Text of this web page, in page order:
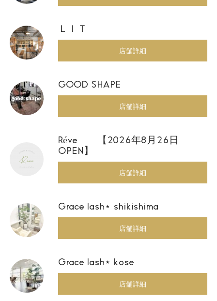
ＬＩＴ
店舗詳細
GOOD SHAPE
店舗詳細
Réve 【2026年8月26日
OPEN】
店舗詳細
Grace lash⋆ shikishima
店舗詳細
Grace lash⋆ kose
店舗詳細